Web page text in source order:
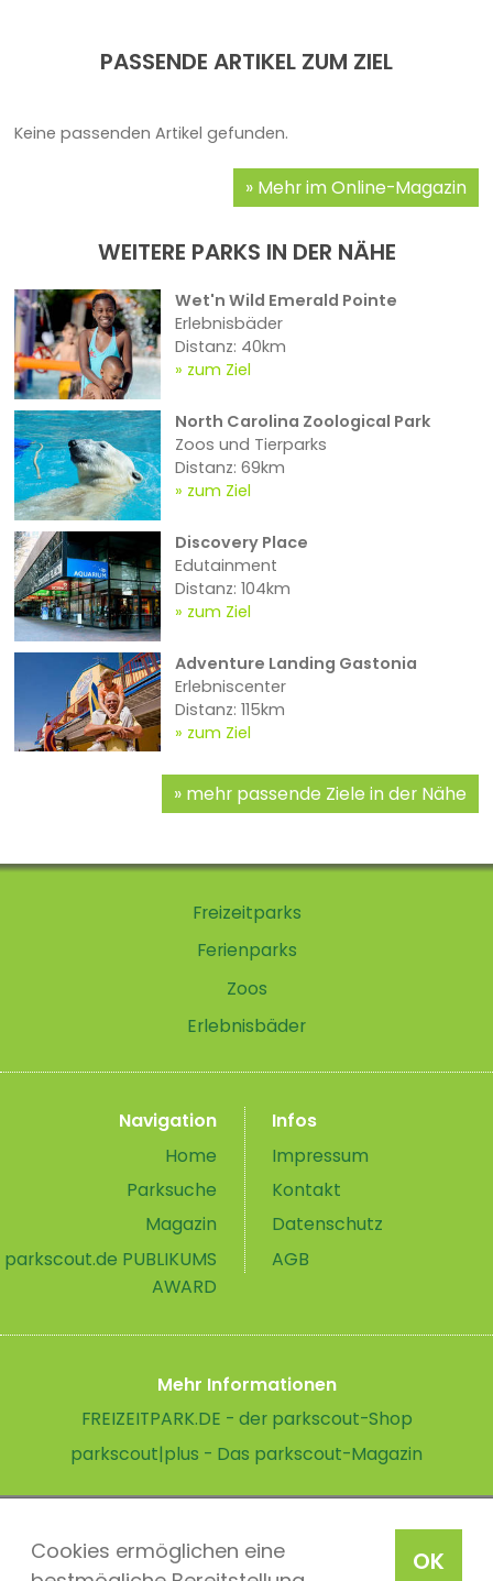
OK
Cookies ermöglichen eine
PASSENDE ARTIKEL ZUM ZIEL
Keine passenden Artikel gefunden.
Mehr im Online-Magazin
WEITERE PARKS IN DER NÄHE
Wet'n Wild Emerald Pointe
Erlebnisbäder
Distanz: 40km
zum Ziel
North Carolina Zoological Park
Zoos und Tierparks
Distanz: 69km
zum Ziel
Discovery Place
Edutainment
Distanz: 104km
zum Ziel
Adventure Landing Gastonia
Erlebniscenter
Distanz: 115km
zum Ziel
mehr passende Ziele in der Nähe
Freizeitparks
Ferienparks
Zoos
Erlebnisbäder
Navigation
Home
Parksuche
Magazin
parkscout.de PUBLIKUMS
AWARD
Infos
Impressum
Kontakt
Datenschutz
AGB
Mehr Informationen
FREIZEITPARK.DE - der parkscout-Shop
parkscout|plus - Das parkscout-Magazin